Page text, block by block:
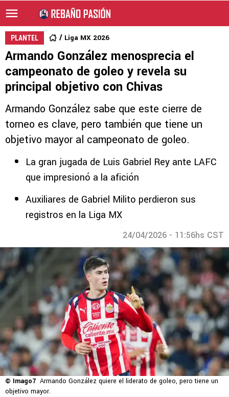
PLANTEL Liga MX 2026
Armando González menosprecia el
campeonato de goleo y revela su
principal objetivo con Chivas
Armando González sabe que este cierre de
torneo es clave, pero también que tiene un
objetivo mayor al campeonato de goleo.
La gran jugada de Luis Gabriel Rey ante LAFC
que impresionó a la afición
Auxiliares de Gabriel Milito perdieron sus
registros en la Liga MX
24/04/2026 - 11:56hs CST
© Imago7 Armando González quiere el liderato de goleo, pero tiene un
objetivo mayor.